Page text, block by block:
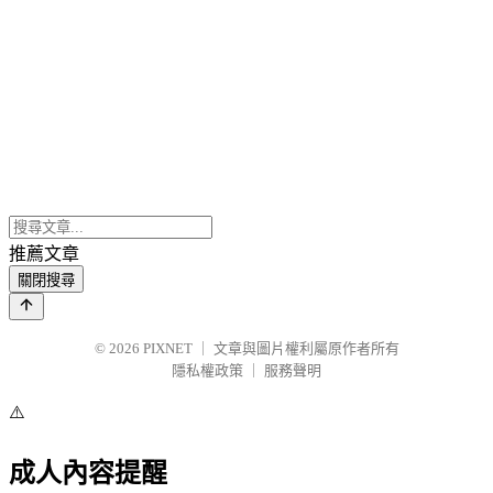
推薦文章
關閉搜尋
© 2026 PIXNET
文章與圖片權利屬原作者所有
隱私權政策
服務聲明
⚠️
成人內容提醒